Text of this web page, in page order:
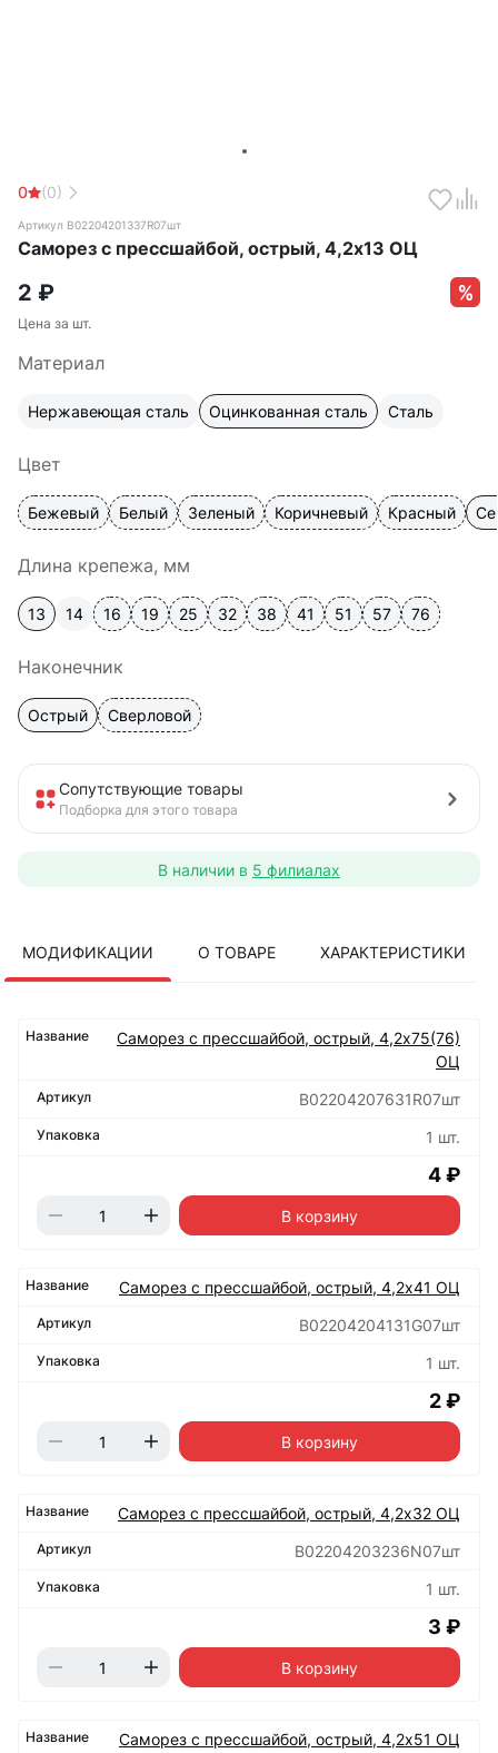
0 (0)
Артикул B02204201337R07шт
Саморез с прессшайбой, острый, 4,2х13 ОЦ
2 ₽
Цена за шт.
Материал
Нержавеющая сталь Оцинкованная сталь Сталь
Цвет
Бежевый Белый Зеленый Коричневый Красный
Длина крепежа, мм
13 14 16 19 25 32 38 41 51 57 76
Наконечник
Острый Сверловой
Сопутствующие товары
Подборка для этого товара
В наличии в 5 филиалах
МОДИФИКАЦИИ О ТОВАРЕ ХАРАКТЕРИСТИКИ
Саморез с прессшайбой, острый, 4,2х75(76)
ОЦ
B02204207631R07шт
1 шт.
4 ₽
В корзину
Саморез с прессшайбой, острый, 4,2х41 ОЦ
B02204204131G07шт
1 шт.
2 ₽
В корзину
Саморез с прессшайбой, острый, 4,2х32 ОЦ
B02204203236N07шт
1 шт.
3 ₽
В корзину
Саморез с прессшайбой, острый, 4,2х51 ОЦ